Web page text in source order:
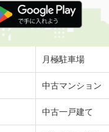
月極駐車場
中古マンション
中古一戸建て